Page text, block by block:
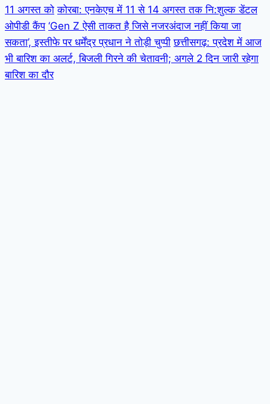
11 अगस्त को कोरबा: एनकेएच में 11 से 14 अगस्त तक नि:शुल्क डेंटल
ओपीडी कैंप ‘Gen Z ऐसी ताकत है जिसे नजरअंदाज नहीं किया जा
सकता’, इस्तीफे पर धर्मेंद्र प्रधान ने तोड़ी चुप्पी छत्तीसगढ़: प्रदेश में आज
भी बारिश का अलर्ट, बिजली गिरने की चेतावनी; अगले 2 दिन जारी रहेगा
बारिश का दौर